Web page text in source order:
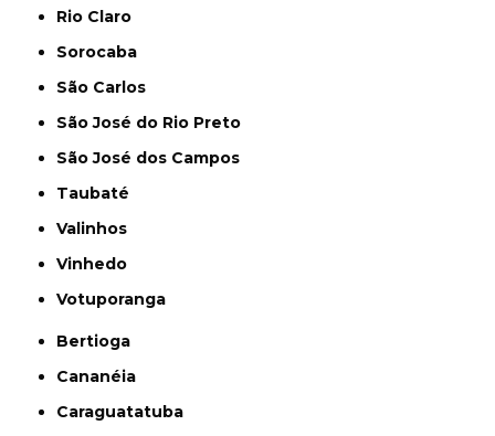
Rio Claro
Sorocaba
São Carlos
São José do Rio Preto
São José dos Campos
Taubaté
Valinhos
Vinhedo
Votuporanga
Bertioga
Cananéia
Caraguatatuba